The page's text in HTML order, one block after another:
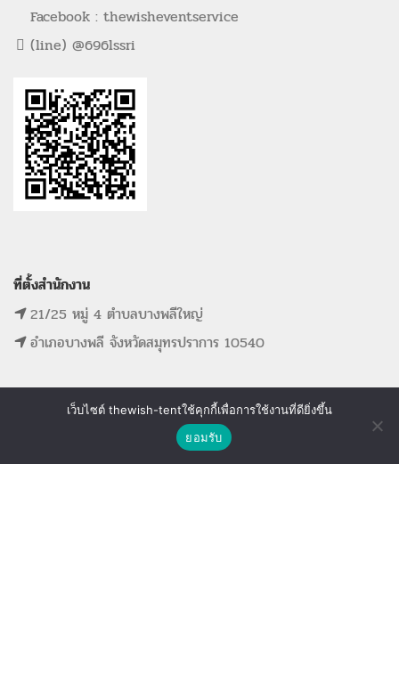
Facebook : thewisheventservice
(line) @696lssri
ที่ตั้งสำนักงาน
21/25 หมู่ 4 ตำบลบางพลีใหญ่
อำเภอบางพลี จังหวัดสมุทรปราการ 10540
หน้าแรก
SUPPORT LINK
ดูรายการที่ขอใบเสนอราคา
เว็บไซต์ thewish-tentใช้คุกกี้เพื่อการใช้งานที่ดียิ่งขึ้น
ยอมรับ
ติดต่อเรา